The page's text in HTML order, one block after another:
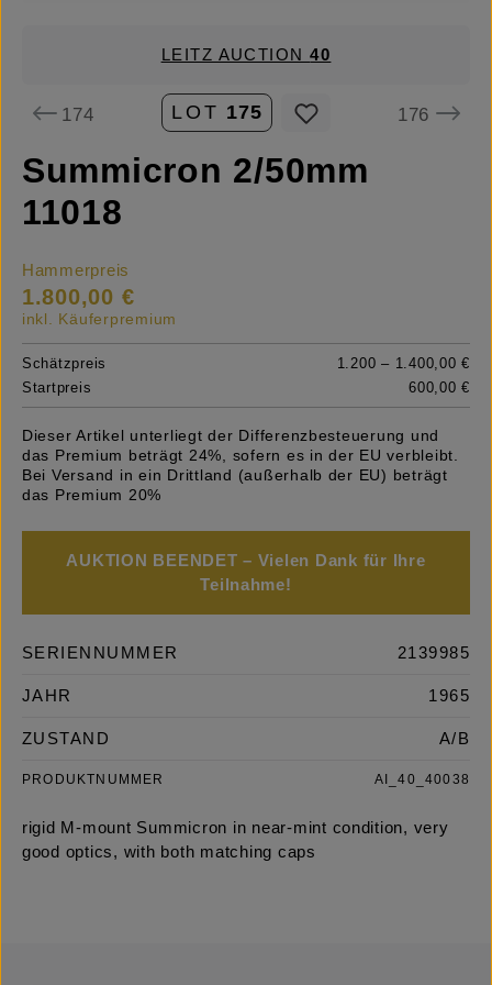
LEITZ AUCTION40
174 LOT 175 176
Summicron 2/50mm
11018
Hammerpreis
1.800,00 €
inkl. Käuferpremium
Schätzpreis
1.200 – 1.400,00 €
Startpreis
600,00 €
Dieser Artikel unterliegt der Differenzbesteuerung und
das Premium beträgt 24%, sofern es in der EU verbleibt.
Bei Versand in ein Drittland (außerhalb der EU) beträgt
das Premium 20%
AUKTION BEENDET – Vielen Dank für Ihre
Teilnahme!
SERIENNUMMER 2139985
JAHR 1965
ZUSTAND A/B
PRODUKTNUMMER AI_40_40038
rigid M-mount Summicron in near-mint condition, very
good optics, with both matching caps